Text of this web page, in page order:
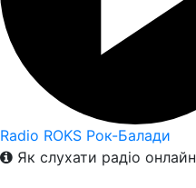
Radio ROKS Рок-Балади
Як слухати радіо онлайн